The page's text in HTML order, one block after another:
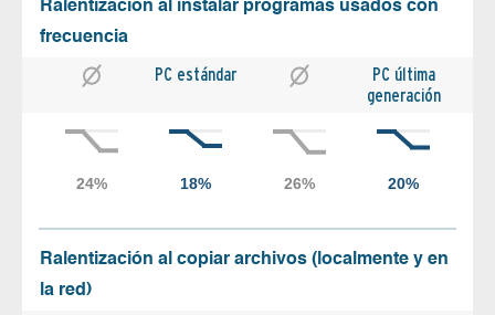
Ralentización al instalar programas usados con
frecuencia
PC estándar
PC última
generación
Ralentización al copiar archivos (localmente y en
la red)